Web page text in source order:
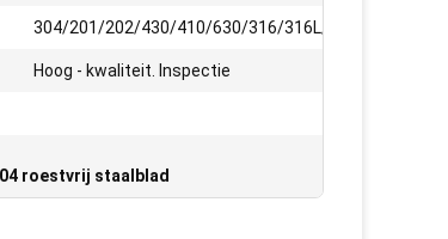
304/201/202/430/410/630/316/316L/304
Hoog - kwaliteit. Inspectie
roestvrij staalblad